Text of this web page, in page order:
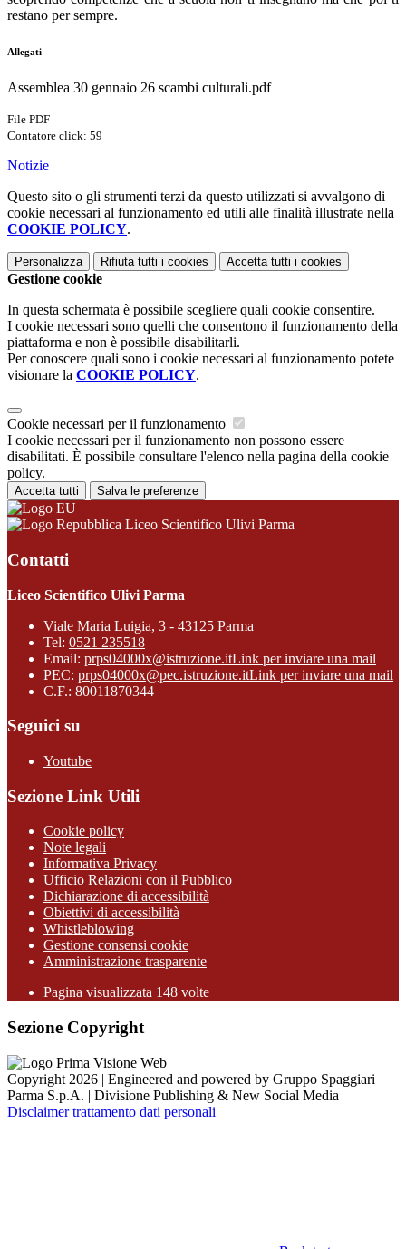
restano per sempre.
Allegati
Assemblea 30 gennaio 26 scambi culturali.pdf
File PDF
Contatore click: 59
Notizie
Questo sito o gli strumenti terzi da questo utilizzati si avvalgono di
cookie necessari al funzionamento ed utili alle finalità illustrate nella
COOKIE POLICY.
Personalizza Rifiuta tutti i cookies Accetta tutti i cookies
Gestione cookie
In questa schermata è possibile scegliere quali cookie consentire.
I cookie necessari sono quelli che consentono il funzionamento della
piattaforma e non è possibile disabilitarli.
Per conoscere quali sono i cookie necessari al funzionamento potete
visionare la COOKIE POLICY.
Cookie necessari per il funzionamento
I cookie necessari per il funzionamento non possono essere
disabilitati. È possibile consultare l'elenco nella pagina della cookie
policy.
Accetta tutti Salva le preferenze
Liceo Scientifico Ulivi Parma
Contatti
Liceo Scientifico Ulivi Parma
Viale Maria Luigia, 3 - 43125 Parma
Tel: 0521 235518
Email: prps04000x@istruzione.itLink per inviare una mail
PEC: prps04000x@pec.istruzione.itLink per inviare una mail
C.F.: 80011870344
Seguici su
Youtube
Sezione Link Utili
Cookie policy
Note legali
Informativa Privacy
Ufficio Relazioni con il Pubblico
Dichiarazione di accessibilità
Obiettivi di accessibilità
Whistleblowing
Gestione consensi cookie
Amministrazione trasparente
Pagina visualizzata 148 volte
Sezione Copyright
Copyright 2026 | Engineered and powered by Gruppo Spaggiari
Parma S.p.A. | Divisione Publishing & New Social Media
Disclaimer trattamento dati personali